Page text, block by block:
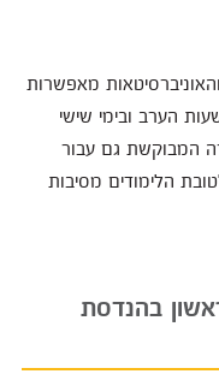
מאפשרות
הערב ובימי שישי
המבוקשת גם עבור
הלימודים מסיבות
בהנדסת